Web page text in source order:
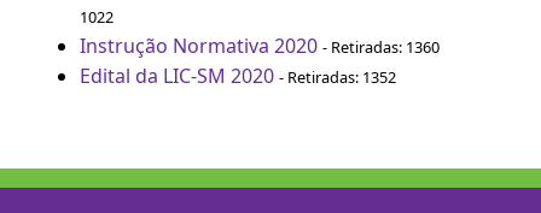
1022
Instrução Normativa 2020 - Retiradas: 1360
Edital da LIC-SM 2020 - Retiradas: 1352